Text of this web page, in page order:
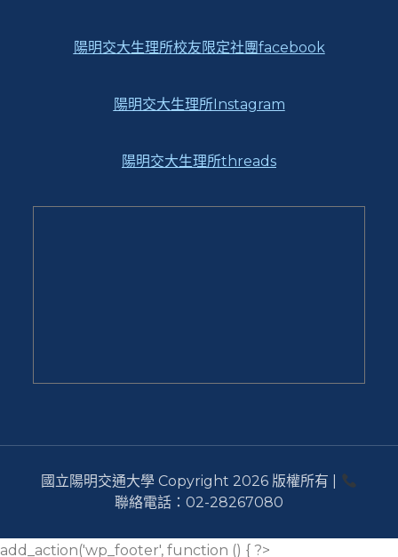
陽明交大生理所校友限定社團facebook
陽明交大生理所Instagram
陽明交大生理所threads
國立陽明交通大學 Copyright 2026 版權所有 |
聯絡電話：02-28267080
add_action('wp_footer', function () { ?>